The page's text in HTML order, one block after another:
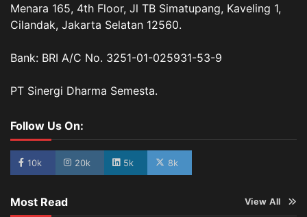
Menara 165, 4th Floor, Jl TB Simatupang, Kaveling 1,
Cilandak, Jakarta Selatan 12560.
Bank: BRI A/C No. 3251-01-025931-53-9
PT Sinergi Dharma Semesta.
Follow Us On:
10k 20k 5k 8k
Most Read View All